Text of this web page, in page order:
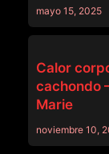
mayo 15, 2025
Calor
cachondo
Marie
noviembre 10,